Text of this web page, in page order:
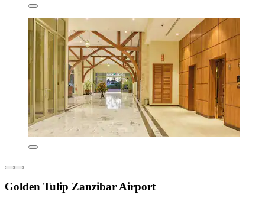
Golden Tulip Zanzibar Airport